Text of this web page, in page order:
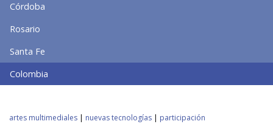
Córdoba
Rosario
Santa Fe
Colombia
artes multimediales | nuevas tecnologías | participación